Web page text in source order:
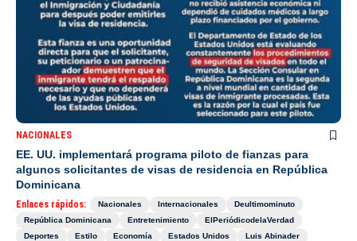
NACIONALES
EE. UU. implementará programa piloto de fianzas para
algunos solicitantes de visas de residencia en República
Dominicana
Enlaces rápidos: Nacionales Internacionales
Deultimominuto
República Dominicana
Entretenimiento
ElPeriódicodelaVerdad
Deportes
Estilo Economía Estados Unidos
Luis Abinader